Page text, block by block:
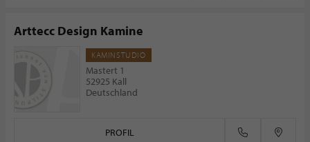
Arttecc Design Kamine
KAMINSTUDIO
Mastert 1
52925 Kall
Deutschland
PROFIL